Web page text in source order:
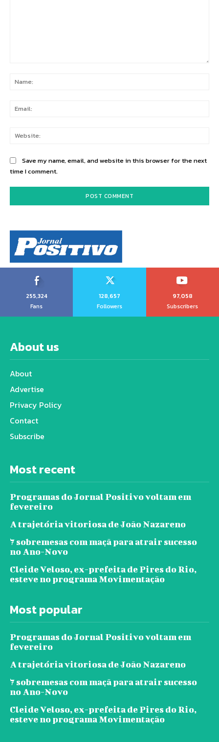
Save my name, email, and website in this browser for the next
time I comment.
255,324
Fans
128,657
Followers
97,058
Subscribers
About us
About
Advertise
Privacy Policy
Contact
Subscribe
Most recent
Programas do Jornal Positivo voltam em
fevereiro
A trajetória vitoriosa de João Nazareno
7 sobremesas com maçã para atrair sucesso
no Ano-Novo
Cleide Veloso, ex-prefeita de Pires do Rio,
esteve no programa Movimentação
Most popular
Programas do Jornal Positivo voltam em
fevereiro
A trajetória vitoriosa de João Nazareno
7 sobremesas com maçã para atrair sucesso
no Ano-Novo
Cleide Veloso, ex-prefeita de Pires do Rio,
esteve no programa Movimentação